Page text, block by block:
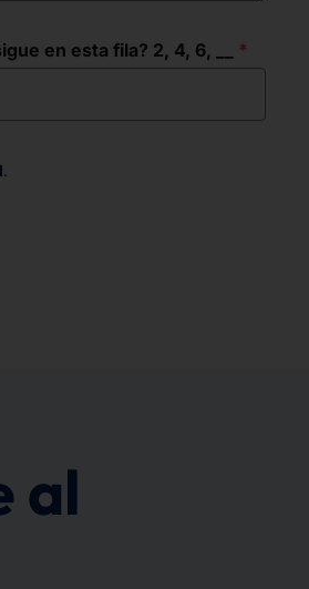
en esta fila? 2, 4, 6, __
.
al